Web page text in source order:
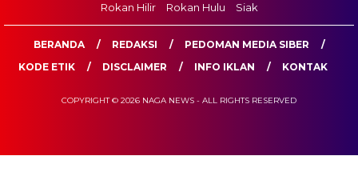
Rokan Hilir
Rokan Hulu Siak
BERANDA REDAKSI
PEDOMAN MEDIA SIBER
KODE ETIK
DISCLAIMER INFO IKLAN KONTAK
COPYRIGHT © 2026 NAGA NEWS - ALL RIGHTS RESERVED